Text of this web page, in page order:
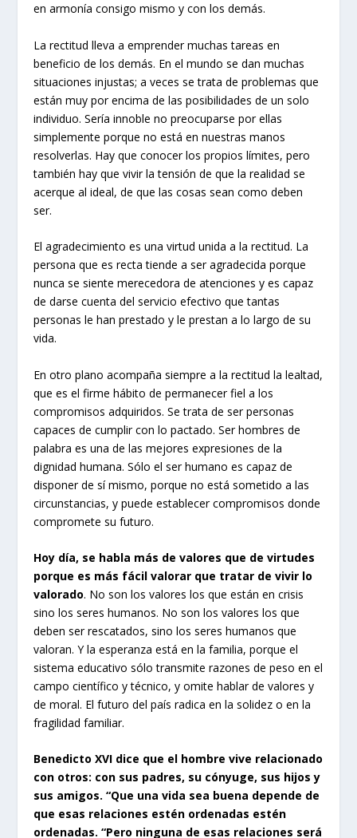
en armonía consigo mismo y con los demás.
La rectitud lleva a emprender muchas tareas en
beneficio de los demás. En el mundo se dan muchas
situaciones injustas; a veces se trata de problemas que
están muy por encima de las posibilidades de un solo
individuo. Sería innoble no preocuparse por ellas
simplemente porque no está en nuestras manos
resolverlas. Hay que conocer los propios límites, pero
también hay que vivir la tensión de que la realidad se
acerque al ideal, de que las cosas sean como deben
ser.
El agradecimiento es una virtud unida a la rectitud. La
persona que es recta tiende a ser agradecida porque
nunca se siente merecedora de atenciones y es capaz
de darse cuenta del servicio efectivo que tantas
personas le han prestado y le prestan a lo largo de su
vida.
En otro plano acompaña siempre a la rectitud la lealtad,
que es el firme hábito de permanecer fiel a los
compromisos adquiridos. Se trata de ser personas
capaces de cumplir con lo pactado. Ser hombres de
palabra es una de las mejores expresiones de la
dignidad humana. Sólo el ser humano es capaz de
disponer de sí mismo, porque no está sometido a las
circunstancias, y puede establecer compromisos donde
compromete su futuro.
Hoy día, se habla más de valores que de virtudes
porque es más fácil valorar que tratar de vivir lo
valorado. No son los valores los que están en crisis
sino los seres humanos. No son los valores los que
deben ser rescatados, sino los seres humanos que
valoran. Y la esperanza está en la familia, porque el
sistema educativo sólo transmite razones de peso en el
campo científico y técnico, y omite hablar de valores y
de moral. El futuro del país radica en la solidez o en la
fragilidad familiar.
Benedicto XVI dice que el hombre vive relacionado
con otros: con sus padres, su cónyuge, sus hijos y
sus amigos. “Que una vida sea buena depende de
que esas relaciones estén ordenadas estén
ordenadas. “Pero ninguna de esas relaciones será